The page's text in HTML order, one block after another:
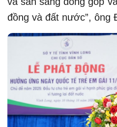
đồng và đất nước”, ông